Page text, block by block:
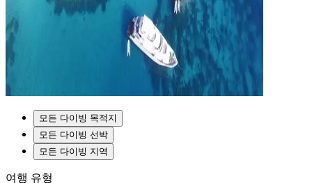
모든 다이빙 목적지
모든 다이빙 선박
모든 다이빙 지역
여행 유형